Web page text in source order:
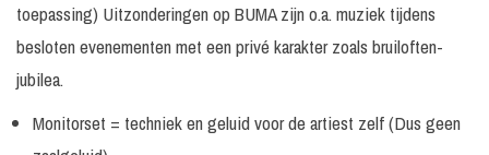
Tape optreden 30
minuten
Incl.
monitorset
Prijs op
aanvraag
Akoestisch optreden minuten In overleg aanvraag
toepassing) Uitzonderingen op BUMA zijn o.a. muziek tijdens
besloten evenementen met een privé karakter zoals bruiloften-
jubilea.
Monitorset = techniek en geluid voor de artiest zelf (Dus geen